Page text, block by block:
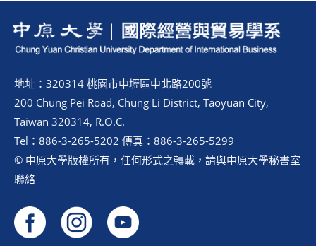
地址：320314 桃園市中壢區中北路200號
200 Chung Pei Road, Chung Li District, Taoyuan City,
Taiwan 320314, R.O.C.
Tel：886-3-265-5202 傳真：886-3-265-5299
© 中原大學版權所有，任何形式之轉載，請與中原大學秘書室
聯絡